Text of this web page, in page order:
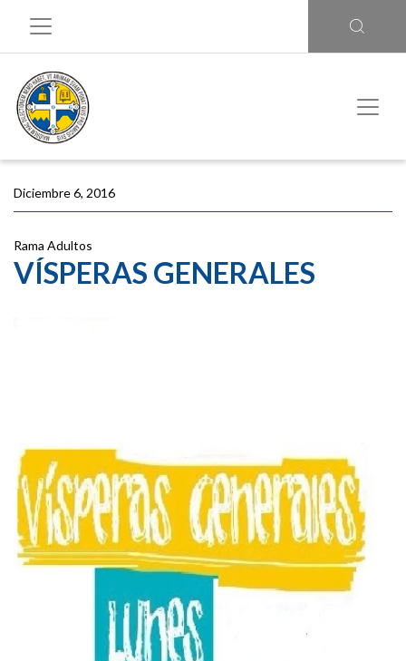
Diciembre 6, 2016
Rama Adultos
VÍSPERAS GENERALES